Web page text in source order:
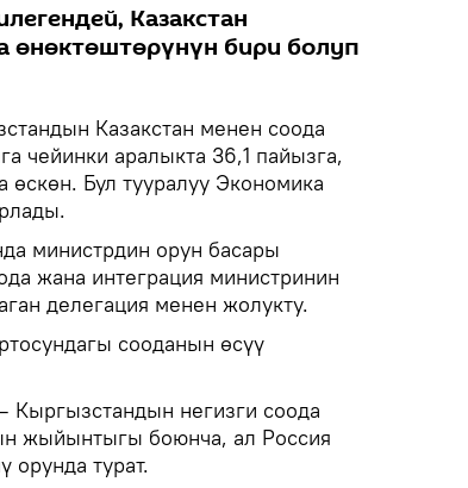
Казакстан
өнөктөштөрүнүн бири болуп
Казакстан менен соода
чейинки аралыкта 36,1 пайызга,
өскөн. Бул тууралуу Экономика
министрдин орун басары
жана интеграция министринин
делегация менен жолукту.
сооданын өсүү
негизги соода
жыйынтыгы боюнча, ал Россия
орунда турат.